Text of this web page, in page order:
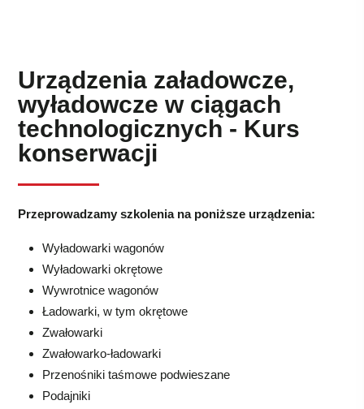
Urządzenia załadowcze,
wyładowcze w ciągach
technologicznych - Kurs
konserwacji
Przeprowadzamy szkolenia na poniższe urządzenia:
Wyładowarki wagonów
Wyładowarki okrętowe
Wywrotnice wagonów
Ładowarki, w tym okrętowe
Zwałowarki
Zwałowarko-ładowarki
Przenośniki taśmowe podwieszane
Podajniki